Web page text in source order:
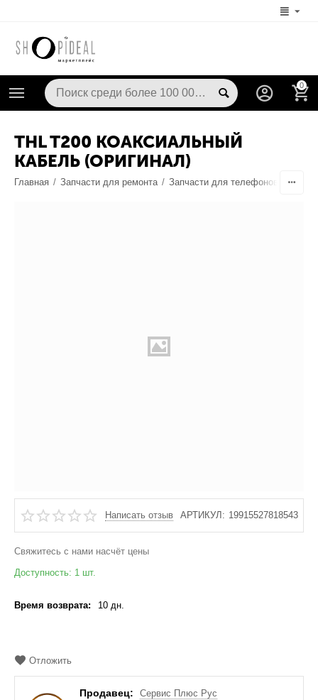
0
THL T200 КОАКСИАЛЬНЫЙ
КАБЕЛЬ (ОРИГИНАЛ)
Главная / Запчасти для ремонта / Запчасти для телефонов
Написать отзыв АРТИКУЛ: 19915527818543
Свяжитесь с нами насчёт цены
Доступность: 1 шт.
Время возврата: 10 дн.
Отложить
Продавец:
Сервис Плюс Рус